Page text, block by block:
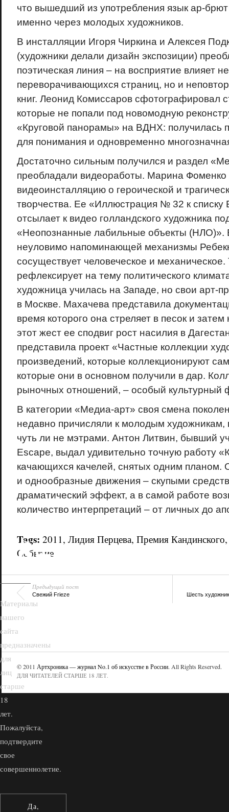
что вышедший из употребления язык ар-
именно через молодых художников.
В инсталляции Игоря Чиркина и Алексея
(художники делали дизайн экспозиции)
поэтическая линия – на восприятие влияет
переворачивающихся страниц, но и
книг. Леонид Комиссаров сфотографировал
которые не попали под новомодную
«Круговой панорамы» на ВДНХ: получилась
для понимания и одновременно
Достаточно сильным получился и раздел
преобладали видеоработы. Марина Фоменко
видеоинсталляцию о героической и
творчества. Ее «Иллюстрация № 32 к
отсылает к видео голландского художника
«Неопознанные лабильные объекты (НЛО)».
неуловимо напоминающей механизмы
сосуществует человеческое и
рефлексирует на тему политического
художница училась на Западе, но свои арт-
в Москве. Махачева представила
время которого она стреляет в песок и
этот жест ее сподвиг рост насилия в
представила проект «Частные коллекции
произведений, которые коллекционируют
которые они в основном получили в дар.
рыночных отношений, – особый культурный
В категории «Медиа-арт» своя смена
недавно причисляли к молодым художникам,
чуть ли не мэтрами. Антон Литвин, бывший
Escape, выдал удивительно точную работу
качающихся качелей, снятых одним планом.
и однообразные движения – скупыми
драматический эффект, а в самой работе
количество интерпретаций – от личных до
Tags: 2011, Лидия Перцева, Премия Кандинского
Событие
Предыдущий пост
Свежий Frieze Шесть
© 2011 Артхроника — журнал No.1 об искусстве в России. All Rights Reserved.
ДЛЯ ЧИТАТЕЛЕЙ СТАРШЕ 18 ЛЕТ.
18+
Материалы
нашего
сайта
предназначены
для
лиц
старше
18
лет.
Пожалуйста,
подтвердите
свое
совершеннолетие.
Да,